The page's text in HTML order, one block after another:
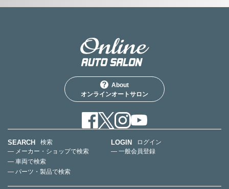
About
オンラインオートサロン
SEARCH
検索
— メーカー・ショップで検索
— 車両で検索
— パーツ・製品で検索
LOGIN
ログイン
— 一般会員登録